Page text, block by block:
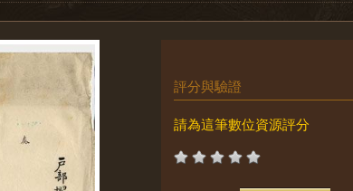
評分與驗證
請為這筆數位資源評分